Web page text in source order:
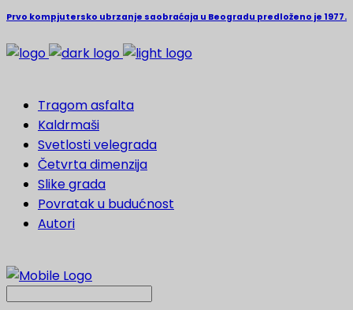
Prvo kompjutersko ubrzanje saobraćaja u Beogradu predloženo je 1977.
Tragom asfalta
Kaldrmaši
Svetlosti velegrada
Četvrta dimenzija
Slike grada
Povratak u budućnost
Autori